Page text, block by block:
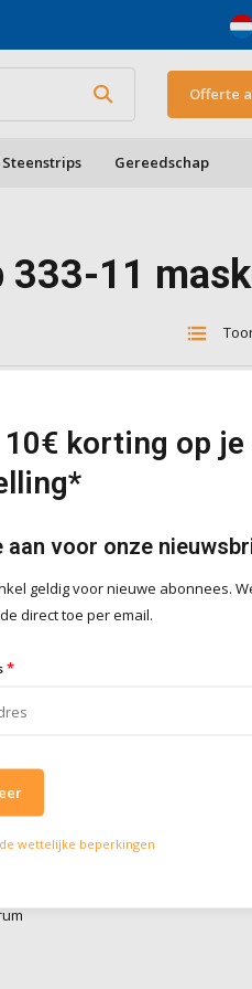
Offerte
Steenstrips Gereedschap
333-11
klanten zeggen
Wij scoren een
korting op je
aan voor onze
geldig voor nieuwe abonnees.
direct toe per email.
*
wettelijke beperkingen